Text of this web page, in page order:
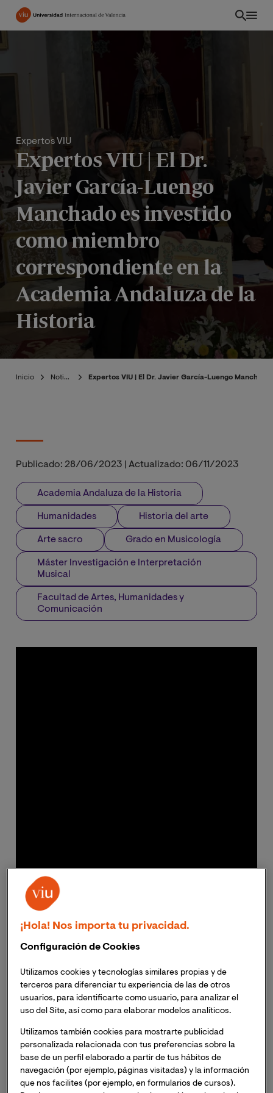
Pasar
principal
Expertos VIU
Expertos VIU | El Dr.
Javier García-Luengo
Manchado es investido
como miembro
correspondiente en la
Academia Andaluza de la
Historia
Inicio Noticias Expertos VIU | El Dr. Javier García-Luengo
Publicado: 28/06/2023 Actualizado: 06/11/2023
Academia Andaluza de la Historia
Humanidades Historia del arte
Arte sacro Grado en Musicología
Máster Investigación e Interpretación
Musical
Facultad de Artes, Humanidades y
Comunicación
ElDr. Javier García-Luengo Manchado es el perfecto
dirigida por una incansable ética de trabajo pueden
producir resultados brillantes. Doctor en Historia del
Arte por la Universidad de Salamanca (recibiéndose
con sobresaliente cum Laude y Premio Extraordinario)
¡Hola! Nos importa tu privacidad.
Configuración de Cookies
Utilizamos cookies y tecnologías similares propias y de
terceros para diferenciar tu experiencia de las de otros
usuarios, para identificarte como usuario, para analizar el
uso del Site, así como para elaborar modelos analíticos.
Utilizamos también cookies para mostrarte publicidad
personalizada relacionada con tus preferencias sobre la
base de un perfil elaborado a partir de tus hábitos de
navegación (por ejemplo, páginas visitadas) y la información
que nos facilites (por ejemplo, en formularios de cursos).